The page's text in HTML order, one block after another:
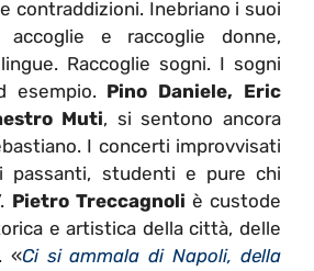
contraddizioni. Inebriano i suoi
accoglie e raccoglie donne,
Raccoglie sogni. I sogni
esempio. Pino Daniele, Eric
Muti, si sentono ancora
I concerti improvvisati
passanti, studenti e pure chi
Pietro Treccagnoli è custode
e artistica della città, delle
«Ci si ammala di Napoli, della